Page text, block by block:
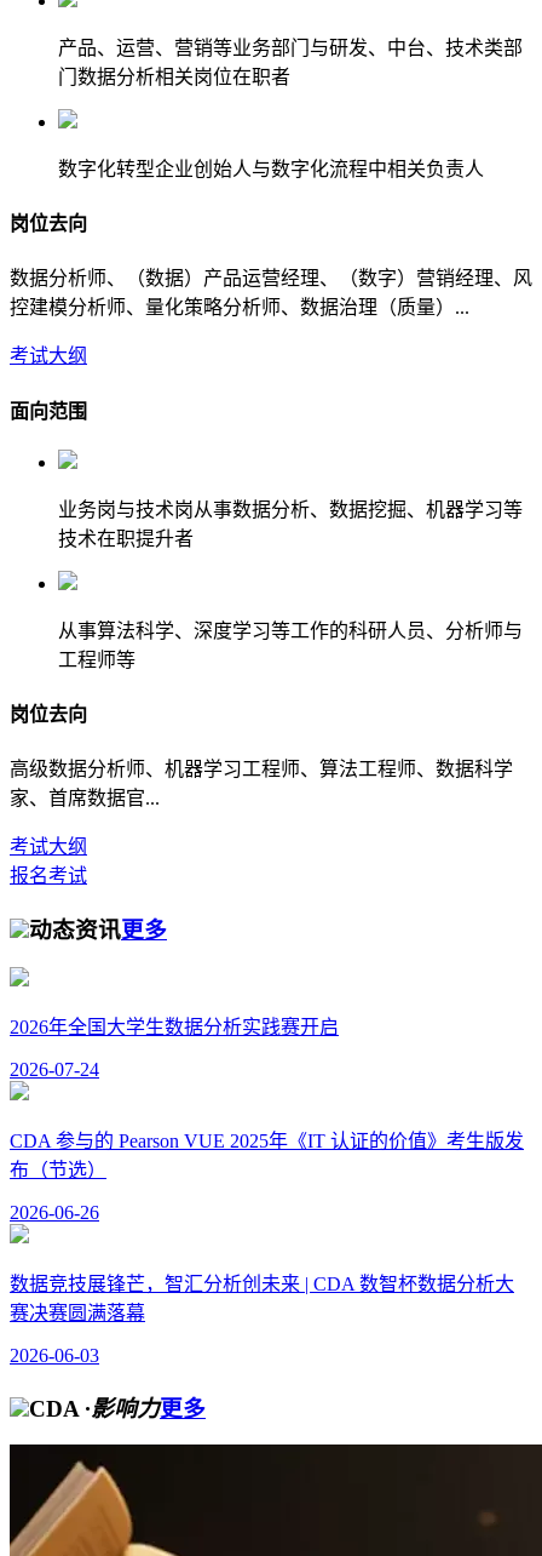
产品、运营、营销等业务部门与研发、中台、技术类部
门数据分析相关岗位在职者
数字化转型企业创始人与数字化流程中相关负责人
岗位去向
数据分析师、（数据）产品运营经理、（数字）营销经理、风
控建模分析师、量化策略分析师、数据治理（质量）...
考试大纲
面向范围
业务岗与技术岗从事数据分析、数据挖掘、机器学习等
技术在职提升者
从事算法科学、深度学习等工作的科研人员、分析师与
工程师等
岗位去向
高级数据分析师、机器学习工程师、算法工程师、数据科学
家、首席数据官...
考试大纲
报名考试
动态资讯更多
2026年全国大学生数据分析实践赛开启
2026-07-24
CDA 参与的 Pearson VUE 2025年《IT 认证的价值》考生版发
布（节选）
2026-06-26
数据竞技展锋芒，智汇分析创未来 | CDA 数智杯数据分析大
赛决赛圆满落幕
2026-06-03
CDA ·影响力更多